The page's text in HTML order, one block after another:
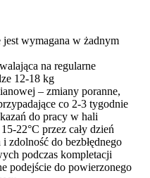
wymagana w żadnym
na regularne
12-18 kg
– zmiany poranne,
co 2-3 tygodnie
do pracy w hali
22°C przez cały dzień
zdolność do bezbłędnego
podczas kompletacji
podejście do powierzonego